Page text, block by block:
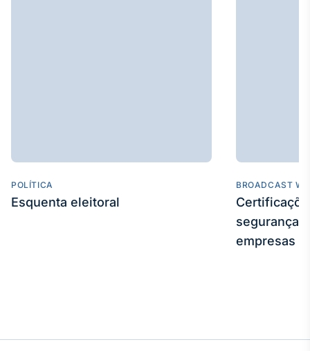
POLÍTICA
Esquenta eleitoral
BROADCAST
segurança
empresas